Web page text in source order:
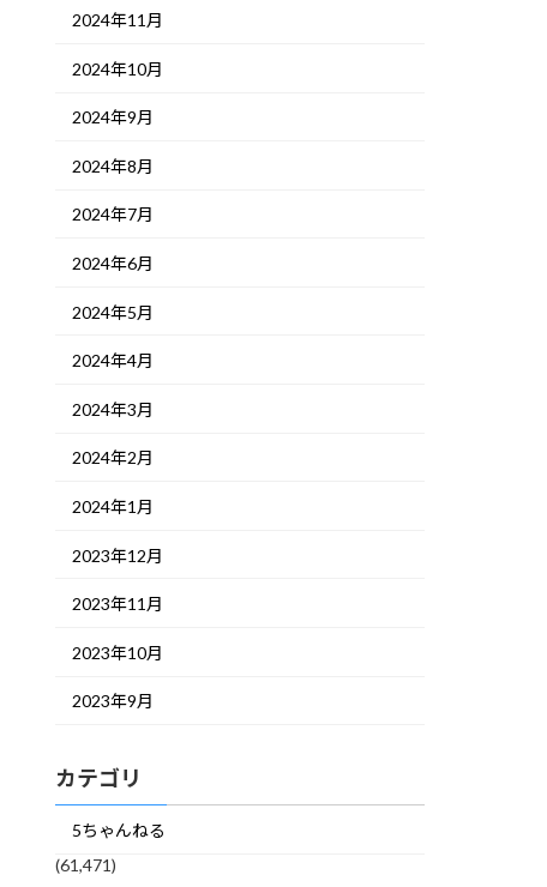
2024年11月
2024年10月
2024年9月
2024年8月
2024年7月
2024年6月
2024年5月
2024年4月
2024年3月
2024年2月
2024年1月
2023年12月
2023年11月
2023年10月
2023年9月
カテゴリ
5ちゃんねる
(61,471)